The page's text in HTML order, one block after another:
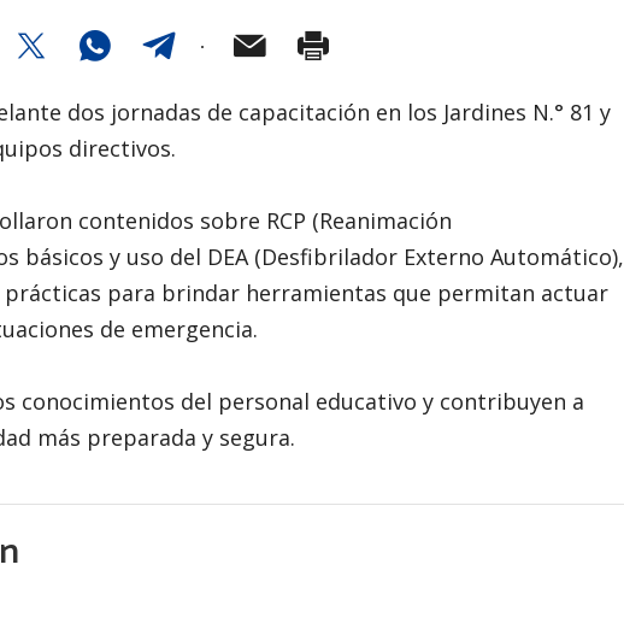
dos jornadas de capacitación en los Jardines N.° 81 y
directivos.
contenidos sobre RCP (Reanimación
básicos y uso del DEA (Desfibrilador Externo Automático),
para brindar herramientas que permitan actuar
de emergencia.
conocimientos del personal educativo y contribuyen a
más preparada y segura.